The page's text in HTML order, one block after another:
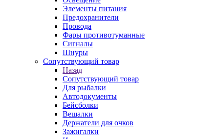
Элементы питания
Предохранители
Провода
Фары противотуманные
Сигналы
Шнуры
Сопутствующий товар
Назад
Сопутствующий товар
Для рыбалки
Автодокументы
Бейсболки
Вешалки
Держатели для очков
Зажигалки